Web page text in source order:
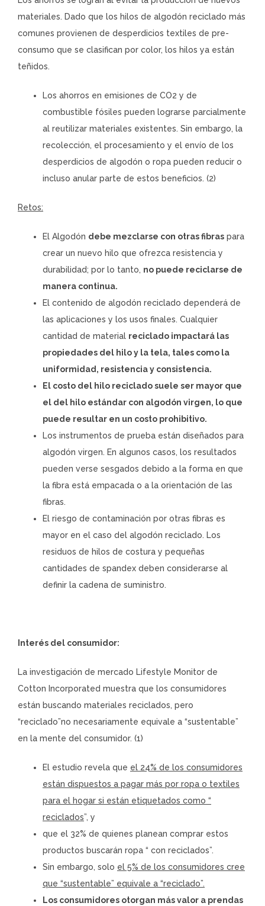
materiales. Dado que los hilos de algodón reciclado más
comunes provienen de desperdicios textiles de pre-
consumo que se clasifican por color, los hilos ya están
teñidos.
Los ahorros en emisiones de CO2 y de
combustible fósiles pueden lograrse parcialmente
al reutilizar materiales existentes. Sin embargo, la
recolección, el procesamiento y el envío de los
desperdicios de algodón o ropa pueden reducir o
incluso anular parte de estos beneficios. (2)
Retos:
El Algodón debe mezclarse con otras fibras para
crear un nuevo hilo que ofrezca resistencia y
durabilidad; por lo tanto, no puede reciclarse de
manera continua.
El contenido de algodón reciclado dependerá de
las aplicaciones y los usos finales. Cualquier
cantidad de material reciclado impactará las
propiedades del hilo y la tela, tales como la
uniformidad, resistencia y consistencia.
El costo del hilo reciclado suele ser mayor que
el del hilo estándar con algodón virgen, lo que
puede resultar en un costo prohibitivo.
Los instrumentos de prueba están diseñados para
algodón virgen. En algunos casos, los resultados
pueden verse sesgados debido a la forma en que
la fibra está empacada o a la orientación de las
fibras.
El riesgo de contaminación por otras fibras es
mayor en el caso del algodón reciclado. Los
residuos de hilos de costura y pequeñas
cantidades de spandex deben considerarse al
definir la cadena de suministro.
Interés del consumidor:
La investigación de mercado Lifestyle Monitor de
Cotton Incorporated muestra que los consumidores
están buscando materiales reciclados, pero
“reciclado”no necesariamente equivale a “sustentable”
en la mente del consumidor. (1)
El estudio revela que el 24% de los consumidores
están dispuestos a pagar más por ropa o textiles
para el hogar si están etiquetados como “
reciclados”, y
que el 32% de quienes planean comprar estos
productos buscarán ropa “ con reciclados”.
Sin embargo, solo el 5% de los consumidores cree
que “sustentable” equivale a “reciclado”.
Los consumidores otorgan más valor a prendas